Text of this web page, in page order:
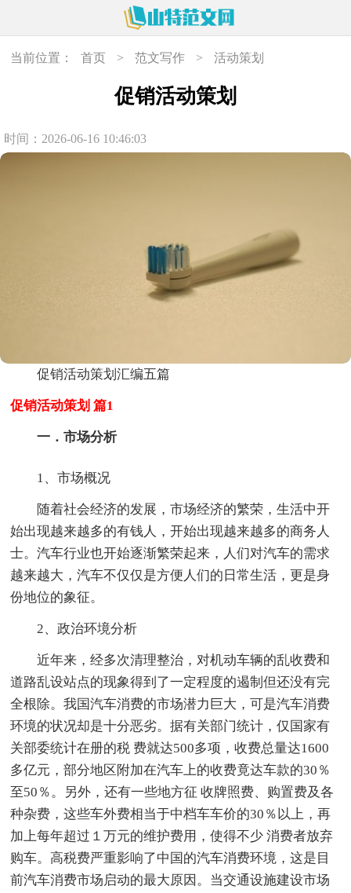
当前位置： 首页 > 范文写作 > 活动策划
促销活动策划
时间：2026-06-16 10:46:03
促销活动策划汇编五篇
促销活动策划 篇1
一．市场分析
1、市场概况
随着社会经济的发展，市场经济的繁荣，生活中开
始出现越来越多的有钱人，开始出现越来越多的商务人
士。汽车行业也开始逐渐繁荣起来，人们对汽车的需求
越来越大，汽车不仅仅是方便人们的日常生活，更是身
份地位的象征。
2、政治环境分析
近年来，经多次清理整治，对机动车辆的乱收费和
道路乱设站点的现象得到了一定程度的遏制但还没有完
全根除。我国汽车消费的市场潜力巨大，可是汽车消费
环境的状况却是十分恶劣。据有关部门统计，仅国家有
关部委统计在册的税 费就达500多项，收费总量达1600
多亿元，部分地区附加在汽车上的收费竟达车款的30％
至50％。另外，还有一些地方征 收牌照费、购置费及各
种杂费，这些车外费相当于中档车车价的30％以上，再
加上每年超过１万元的维护费用，使得不少 消费者放弃
购车。高税费严重影响了中国的汽车消费环境，这是目
前汽车消费市场启动的最大原因。当交通设施建设市场